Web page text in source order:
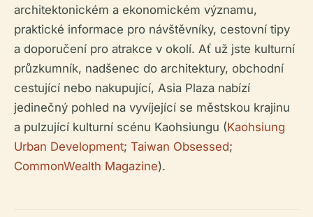
architektonickém a ekonomickém významu,
praktické informace pro návštěvníky, cestovní tipy
a doporučení pro atrakce v okolí. Ať už jste kulturní
průzkumník, nadšenec do architektury, obchodní
cestující nebo nakupující, Asia Plaza nabízí
jedinečný pohled na vyvíjející se městskou krajinu
a pulzující kulturní scénu Kaohsiungu (Kaohsiung
Urban Development; Taiwan Obsessed;
CommonWealth Magazine).